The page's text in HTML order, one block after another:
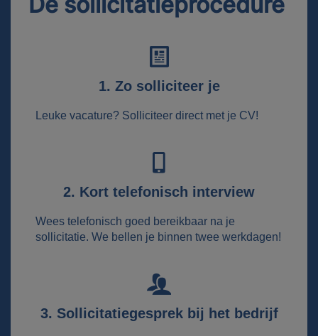
1. Zo solliciteer je
Leuke vacature? Solliciteer direct met je CV!
2. Kort telefonisch interview
Wees telefonisch goed bereikbaar na je
sollicitatie. We bellen je binnen twee werkdagen!
3. Sollicitatiegesprek bij het bedrijf